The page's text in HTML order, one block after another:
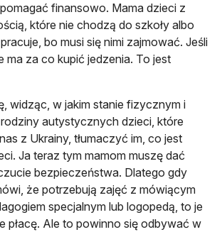
finansowo. Mama dzieci z
które nie chodzą do szkoły albo
bo musi się nimi zajmować. Jeśli
ma za co kupić jedzenia. To jest
widząc, w jakim stanie fizycznym i
autystycznych dzieci, które
z Ukrainy, tłumaczyć im, co jest
Ja teraz tym mamom muszę dać
bezpieczeństwa. Dlatego gdy
że potrzebują zajęć z mówiącym
specjalnym lub logopedą, to je
płacę. Ale to powinno się odbywać w